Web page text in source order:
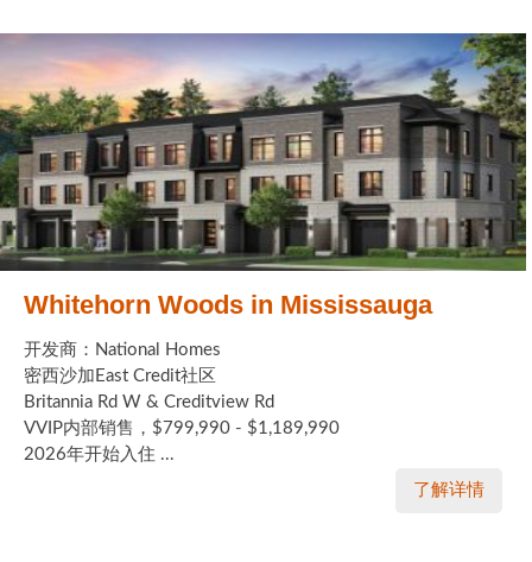
Whitehorn Woods in Mississauga
开发商：National Homes
密西沙加East Credit社区
Britannia Rd W & Creditview Rd
VVIP内部销售，$799,990 - $1,189,990
2026年开始入住 ...
了解详情